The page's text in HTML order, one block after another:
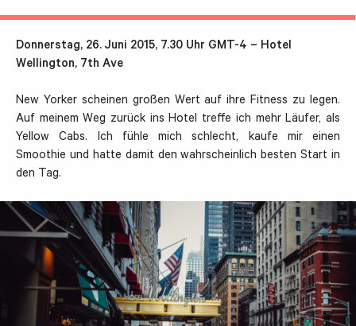
Donnerstag, 26. Juni 2015, 7.30 Uhr GMT-4 – Hotel
Wellington, 7th Ave
New Yorker scheinen großen Wert auf ihre Fitness zu legen.
Auf meinem Weg zurück ins Hotel treffe ich mehr Läufer, als
Yellow Cabs. Ich fühle mich schlecht, kaufe mir einen
Smoothie und hatte damit den wahrscheinlich besten Start in
den Tag.